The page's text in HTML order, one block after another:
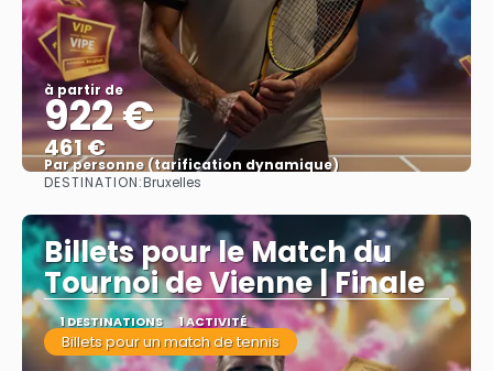
à partir de
922 €
461 €
Par personne (tarification dynamique)
DESTINATION:Bruxelles
Billets pour le Match du
Tournoi de Vienne | Finale
1 DESTINATIONS 1 ACTIVITÉ
Billets pour un match de tennis